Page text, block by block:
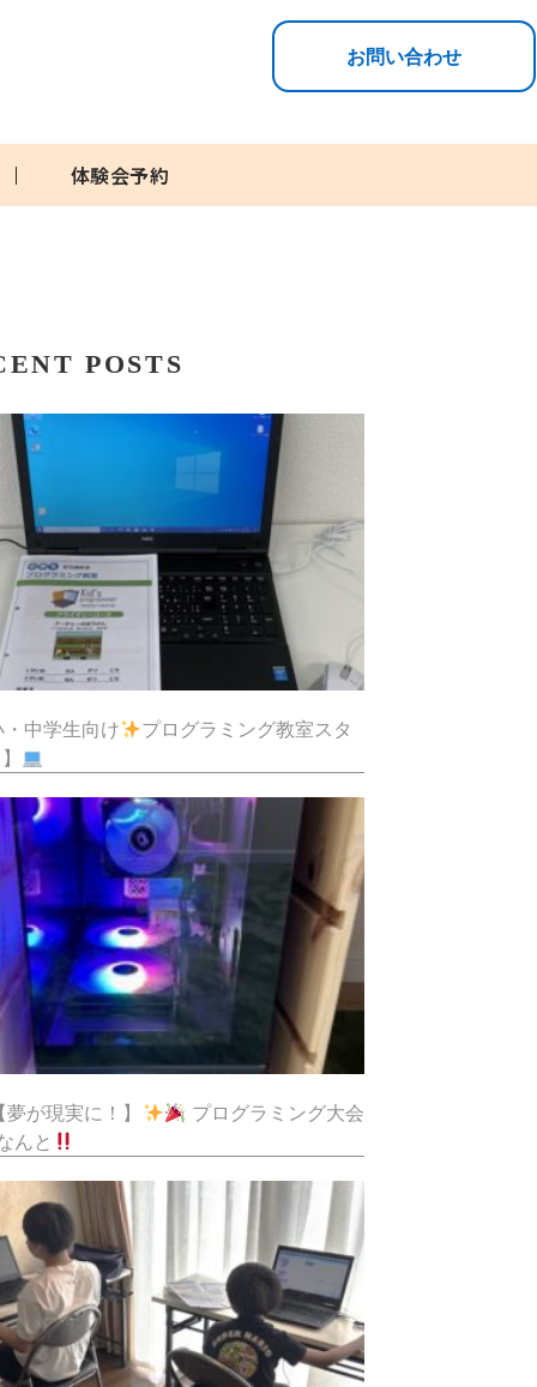
お問い合わせ
体験会予約
POSTS
・中学生向け
プログラミング教室スタ
夢が現実に！】
プログラミング大会
んと